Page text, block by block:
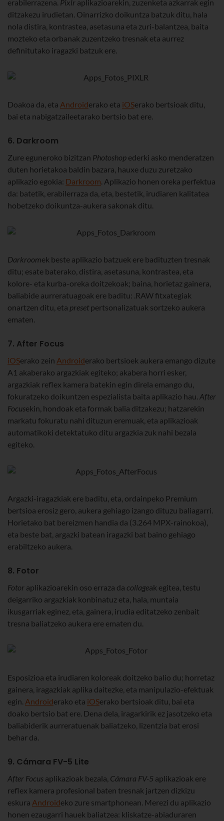
erabilerrazena. Pixlr aplikazioarekin, zuzenketa azkarrak egin
ditzakezu irudietan. Oinarrizko doikuntza batzuk ditu, hala
nola distira, kontrastea, asetasuna eta zuri-balantzea, baita
mozteko eta orbanak zuzentzeko tresnak eta aurrez
definitutako iragazki batzuk ere.
Doakoa da, eta Androiderako eta iOSerako bertsioak ditu,
bai eta nabigatzaileetarako bertsio bat ere.
6. Darkroom
Zure eguneroko bizitzan Photoshop ederki asko menderatzen
duten horietakoa baldin bazara, hauxe duzu zuretzako
aplikazio egokia: Darkroom. Aplikazio honen oreka perfektua
da: batetik, erabilerraza da, eta, bestetik, irudiaren kalitatea
hobetzeko doikuntza-aukera sakonak ditu.
Darkroomek beste aplikazio batzuek ere badituzten tresnak
ditu; esate baterako, distira, asetasuna, kontrastea, eta
kolore- eta kurba-oreka doitzekoak; baina, horietaz gainera,
baliabide aurreratuagoak ere baditu: .RAW fitxategiak
onartzen ditu, eta preset pertsonalizatuak sortzeko aukera
ematen.
7. After Focus
iOSerako zein Androiderako bertsioek aukera emango dizute
A1 akaberako argazkiak egiteko; akabera horri esker,
argazkiak reflex kamera batekin egin direla emango du,
fokuratzeko doikuntzen espezialista baita aplikazio hau. After
Focusekin, hondoak eta formak balia ditzakezu; hatzarekin
markatu fokuratu nahi dituzun eremuak, eta aplikazioak
automatikoki detektatuko ditu argazkia zuk nahi bezala
egiteko.
Argazki-iragazkiak ere baditu, eta, ordainpeko Premium
bertsioa erosiz gero, aukera gehiago izango dituzu baliagarri.
Horietako bat bereizmen handia da (3.264 MPX-rainokoa),
eta beste bat, argazki batean iragazki bat baino gehiago
erabiltzeko aukera.
8. Fotor
Fotor aplikazioarekin oso erraza da collageak egitea, testu
deigarriko argazkiak konbinatuz eta, hala, muntaia
ikusgarriak eginez, eta, gainera, irudia editatzeko zenbait
tresna baliatzeko aukera ere ematen du.
Esposizioa eta irudiaren koloreak doitzeko balio du; horretaz
gainera, iragazkiak aplika daitezke, eta manipulazio-efektuak
egin. Androiderako eta iOSerako bertsioak ditu, bai eta
doako bertsio bat ere. Dena dela, iragarkirik ez jasotzeko eta
baliabiderik aurreratuenak baliatzeko, lizentzia bat erosi
behar da.
9. Cámara FV-5 Lite
After Focus aplikazioak bezala, Cámara FV-5 aplikazioak ere
reflex kamera profesional baten tresnak jartzen dizkizu
eskura Androideko zure smartphonean. Merezi du aplikazio
honen ezaugarri hauek baliatzea: kliskatze-abiaduraren